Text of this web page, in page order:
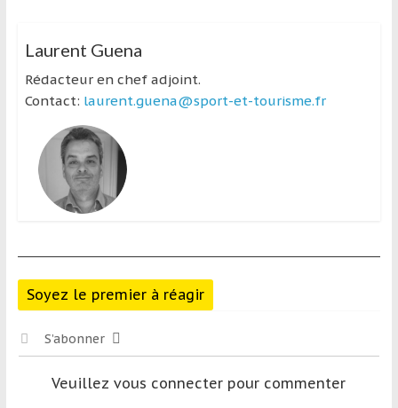
Laurent Guena
Rédacteur en chef adjoint.
Contact: laurent.guena@sport-et-tourisme.fr
Soyez le premier à réagir
S’abonner
Veuillez vous connecter pour commenter